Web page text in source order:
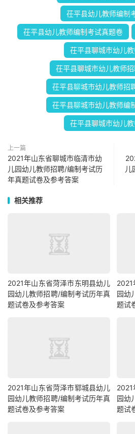
茌平县幼儿教师编制
茌平县幼儿教师编制考试真题卷
茌平县聊城市幼儿
茌平县聊城市幼儿教师
茌平县聊城市幼儿教师招
茌平县聊城市幼儿教师编
茌平县聊城市幼儿
上一篇
2021年山东省聊城市临清市幼
儿园幼儿教师招聘/编制考试历
年真题试卷及参考答案
儿
相关推荐
2021年山东省菏泽市东明县幼儿
园幼儿教师招聘/编制考试历年真
题试卷及参考答案
2021
园幼
题试
2021年山东省菏泽市郓城县幼儿
园幼儿教师招聘/编制考试历年真
题试卷及参考答案
2021
园幼
题试